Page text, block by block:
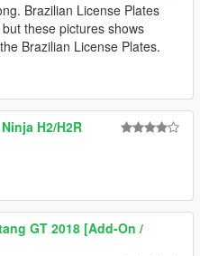
Brazilian License Plates
these pictures shows
Brazilian License Plates.
H2/H2R
GT 2018 [Add-On /